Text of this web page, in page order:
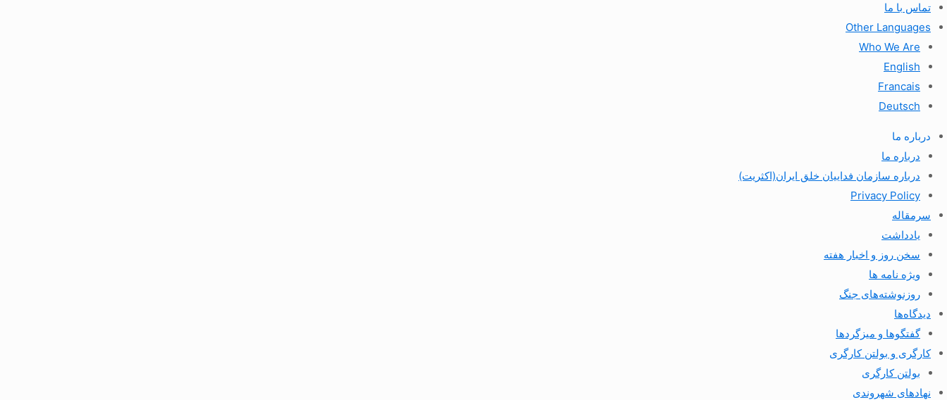
تماس با ما
Other Languages
Who We Are
English
Francais
Deutsch
درباره ما
درباره ما
درباره سازمان فداییان خلق ایران(اکثریت)
Privacy Policy
سرمقاله
یادداشت
سخن روز و اخبار هفته
ویژه نامه ها
روزنوشته‌های جنگ
دیدگاه‌ها
گفتگوها و میزگردها
کارگری و بولتن کارگری
بولتن کارگری
نهادهای شهروندی